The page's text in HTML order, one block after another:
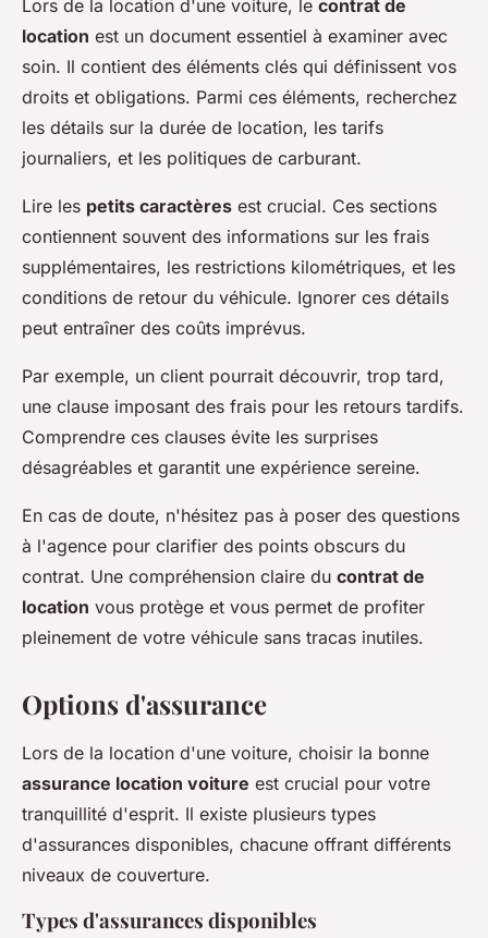
Lors de la location d'une voiture, le contrat de
location est un document essentiel à examiner avec
soin. Il contient des éléments clés qui définissent vos
droits et obligations. Parmi ces éléments, recherchez
les détails sur la durée de location, les tarifs
journaliers, et les politiques de carburant.
Lire les petits caractères est crucial. Ces sections
contiennent souvent des informations sur les frais
supplémentaires, les restrictions kilométriques, et les
conditions de retour du véhicule. Ignorer ces détails
peut entraîner des coûts imprévus.
Par exemple, un client pourrait découvrir, trop tard,
une clause imposant des frais pour les retours tardifs.
Comprendre ces clauses évite les surprises
désagréables et garantit une expérience sereine.
En cas de doute, n'hésitez pas à poser des questions
à l'agence pour clarifier des points obscurs du
contrat. Une compréhension claire du contrat de
location vous protège et vous permet de profiter
pleinement de votre véhicule sans tracas inutiles.
Options d'assurance
Lors de la location d'une voiture, choisir la bonne
assurance location voiture est crucial pour votre
tranquillité d'esprit. Il existe plusieurs types
d'assurances disponibles, chacune offrant différents
niveaux de couverture.
Types d'assurances disponibles